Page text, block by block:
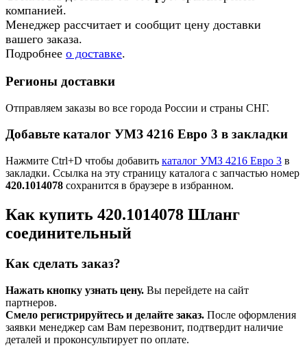
компанией.
Менеджер рассчитает и сообщит цену доставки
вашего заказа.
Подробнее о доставке.
Регионы доставки
Отправляем заказы во все города России и страны СНГ.
Добавьте каталог УМЗ 4216 Евро 3 в закладки
Нажмите Ctrl+D чтобы добавить каталог УМЗ 4216 Евро 3 в
закладки. Ссылка на эту страницу каталога с запчастью номер
420.1014078 сохранится в браузере в избранном.
Как купить 420.1014078 Шланг
соединительный
Как сделать заказ?
Нажать кнопку узнать цену. Вы перейдете на сайт
партнеров.
Смело регистрируйтесь и делайте заказ. После оформления
заявки менеджер сам Вам перезвонит, подтвердит наличие
деталей и проконсультирует по оплате.